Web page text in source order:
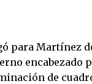
para Martínez
encabezado
de